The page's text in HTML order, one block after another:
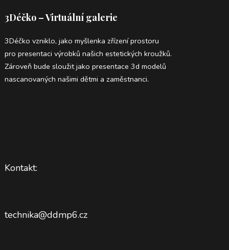
3Déčko – Virtuální galerie
3Déčko vzniklo, jako myšlenka zřízení prostoru
pro presentaci výrobků našich estetických kroužků.
Zároveň bude sloužit jako presentace 3d modelů
nascanovaných našimi dětmi a zaměstnanci.
Kontakt:
technika@ddmp6.cz